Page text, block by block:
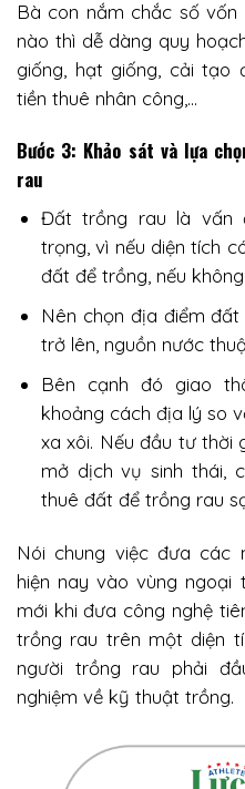
Bà con nắm chắc số
nào thì dễ dàng quy
giống, hạt giống, cải tạo
tiền thuê nhân công,…
Bước 3: Khảo sát và lựa
rau
Đất trồng rau là vấn
trọng, vì nếu diện tích
đất để trồng, nếu
Nên chọn địa điểm
trở lên, nguồn nước
Bên cạnh đó giao
khoảng cách địa lý so
xa xôi. Nếu đầu tư thời
mở dịch vụ sinh thái,
thuê đất để trồng rau
Nói chung việc đưa các
hiện nay vào vùng
mới khi đưa công nghệ
trồng rau trên một diện
người trồng rau phải
nghiệm về kỹ thuật trồng.